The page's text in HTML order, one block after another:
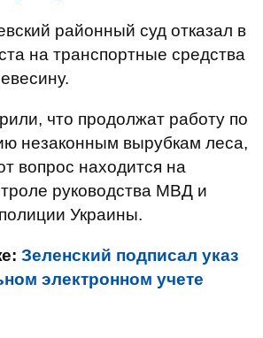
районный суд отказал в
на транспортные средства
что продолжат работу по
незаконным вырубкам леса,
вопрос находится на
руководства МВД и
Украины.
Зеленский подписал указ
электронном учете